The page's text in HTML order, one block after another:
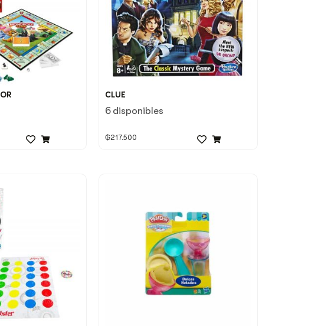
CLUE
6 disponibles
₲217.500